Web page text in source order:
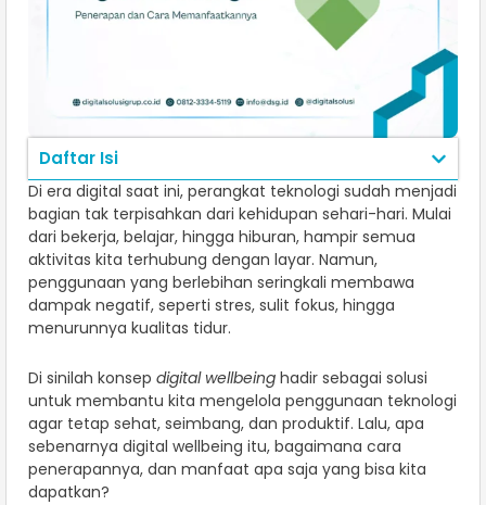
Daftar Isi
Di era digital saat ini, perangkat teknologi sudah menjadi
bagian tak terpisahkan dari kehidupan sehari-hari. Mulai
dari bekerja, belajar, hingga hiburan, hampir semua
aktivitas kita terhubung dengan layar. Namun,
penggunaan yang berlebihan seringkali membawa
dampak negatif, seperti stres, sulit fokus, hingga
menurunnya kualitas tidur.
Di sinilah konsep digital wellbeing hadir sebagai solusi
untuk membantu kita mengelola penggunaan teknologi
agar tetap sehat, seimbang, dan produktif. Lalu, apa
sebenarnya digital wellbeing itu, bagaimana cara
penerapannya, dan manfaat apa saja yang bisa kita
dapatkan?